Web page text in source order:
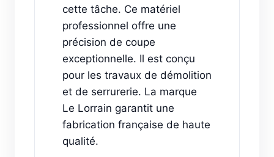
cette tâche. Ce matériel
professionnel offre une
précision de coupe
exceptionnelle. Il est conçu
pour les travaux de démolition
et de serrurerie. La marque
Le Lorrain garantit une
fabrication française de haute
qualité.